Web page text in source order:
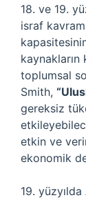
18. ve 19.
israf
kaynakların
toplumsal
Smith,
gereksiz
etkin ve
ekonomik
19.